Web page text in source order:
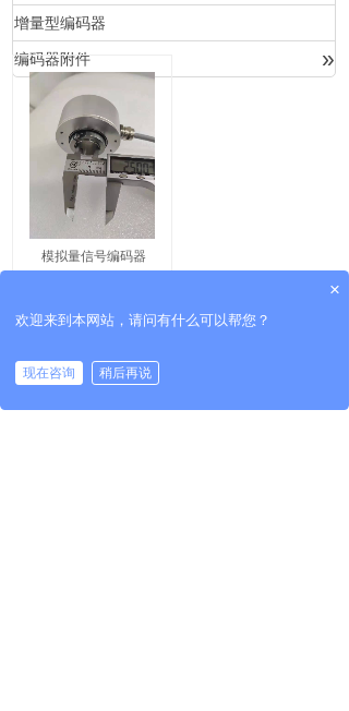
增量型编码器
编码器附件 »
模拟量信号编码器
×
欢迎来到本网站，请问有什么可以帮您？
现在咨询 稍后再说